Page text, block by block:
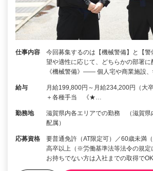
仕事内容
今回募集するのは【機械警備】と【
望や適性に応じて、どちらかの部署
《機械警備》―― 個人宅や商業施設
給与
月給199,800円～月給234,200円（大
＋各種手当 《★…
勤務地
滋賀県内各エリアでの勤務 （滋賀県
配属）
応募資格
要普通免許（AT限定可）／60歳未満
高卒以上（※労働基準法等法令の規
お持ちでない方は入社までの取得でOK